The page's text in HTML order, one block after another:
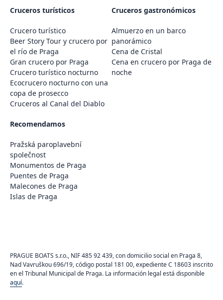
Cruceros turísticos
Crucero turístico
Beer Story Tour y crucero por
el río de Praga
Gran crucero por Praga
Crucero turístico nocturno
Ecocrucero nocturno con una
copa de prosecco
Cruceros al Canal del Diablo
Cruceros gastronómicos
Almuerzo en un barco
panorámico
Cena de Cristal
Cena en crucero por Praga de
noche
Recomendamos
Pražská paroplavební
společnost
Monumentos de Praga
Puentes de Praga
Malecones de Praga
Islas de Praga
PRAGUE BOATS s.r.o., NIF 485 92 439, con domicilio social en Praga 8,
Nad Vavruškou 696/19, código postal 181 00, expediente C 18603 inscrito
en el Tribunal Municipal de Praga. La información legal está disponible
aquí.